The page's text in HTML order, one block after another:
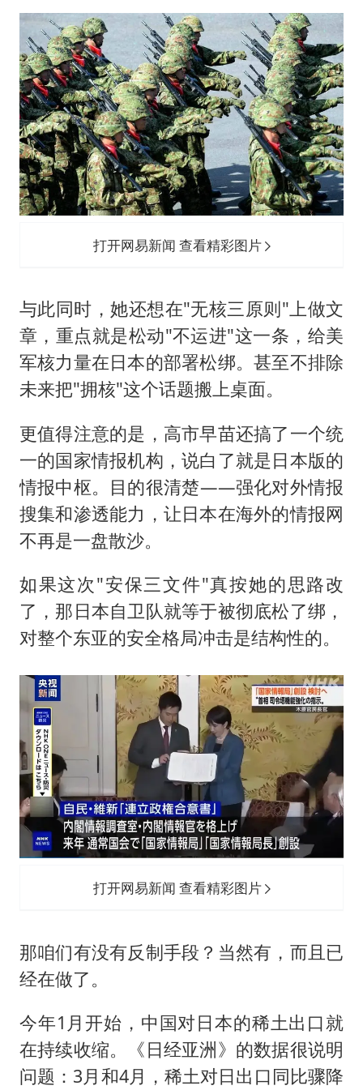
打开网易新闻 查看精彩图片
与此同时，她还想在"无核三原则"上做文
章，重点就是松动"不运进"这一条，给美
军核力量在日本的部署松绑。甚至不排除
未来把"拥核"这个话题搬上桌面。
更值得注意的是，高市早苗还搞了一个统
一的国家情报机构，说白了就是日本版的
情报中枢。目的很清楚——强化对外情报
搜集和渗透能力，让日本在海外的情报网
不再是一盘散沙。
如果这次"安保三文件"真按她的思路改
了，那日本自卫队就等于被彻底松了绑，
对整个东亚的安全格局冲击是结构性的。
打开网易新闻 查看精彩图片
那咱们有没有反制手段？当然有，而且已
经在做了。
今年1月开始，中国对日本的稀土出口就
在持续收缩。《日经亚洲》的数据很说明
问题：3月和4月，稀土对日出口同比骤降